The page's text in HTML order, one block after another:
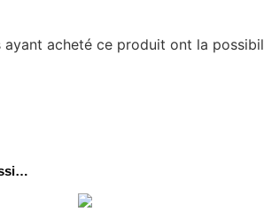
ayant acheté ce produit ont la